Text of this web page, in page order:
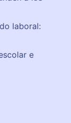
laboral:
e